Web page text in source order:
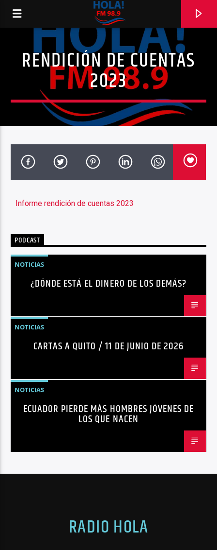
RADIO HOLA
Radio hola
RENDICIÓN DE CUENTAS
2023
Informe rendición de cuentas 2023
PODCAST
NOTICIAS
¿DÓNDE ESTÁ EL DINERO DE LOS DEMÁS?
NOTICIAS
CARTAS A QUITO / 11 DE JUNIO DE 2026
NOTICIAS
ECUADOR PIERDE MÁS HOMBRES JÓVENES DE
LOS QUE NACEN
RADIO HOLA